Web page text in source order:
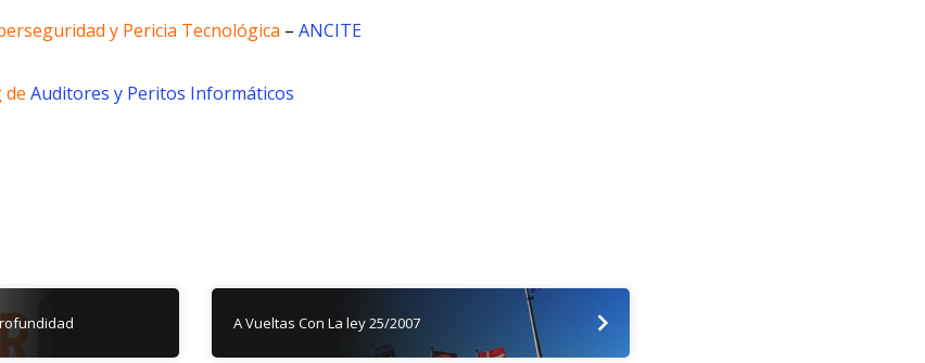
y Pericia Tecnológica – ANCITE
de Auditores y Peritos Informáticos
A Vueltas Con La ley 25/2007